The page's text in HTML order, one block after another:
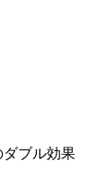
ブル効果